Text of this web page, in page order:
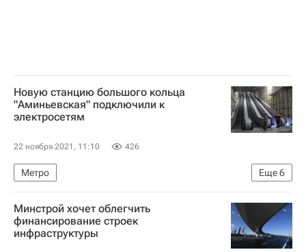
Новую станцию большого кольца
"Аминьевская" подключили к
электросетям
22 ноября 2021, 11:10 426
Еще6
Метро
Москва Сегодня: мегаполис для жизни
Объединенная энергетическая компания (Москва)
Инфраструктура
Минстрой хочет облегчить
финансирование строек
инфраструктуры